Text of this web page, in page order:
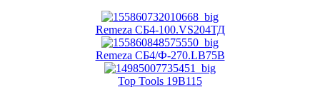
Remeza СБ4-100.VS204ТД
Remeza СБ4/Ф-270.LB75B
Top Tools 19B115